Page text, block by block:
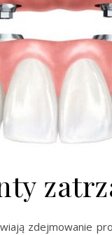
zdejmowanie